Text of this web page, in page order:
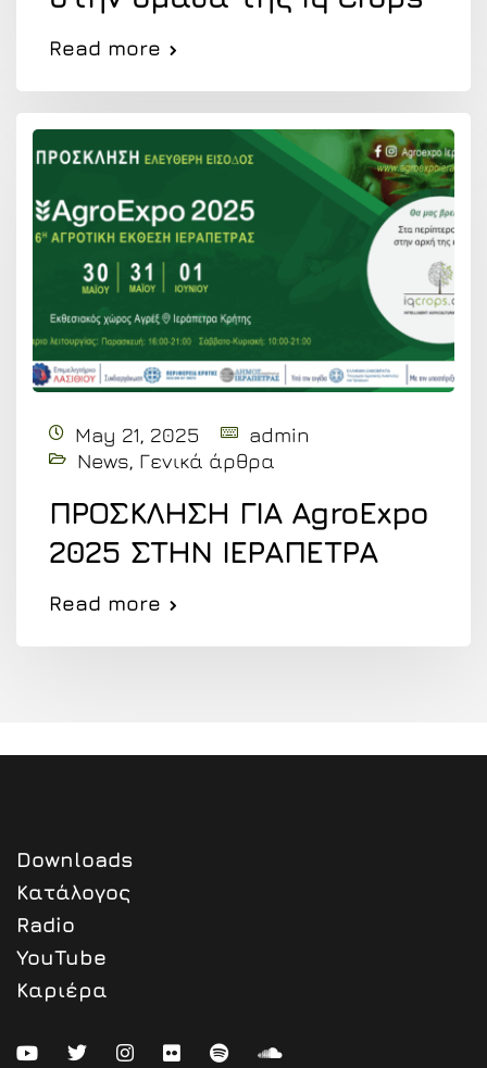
Read more
May 21, 2025
admin
News, Γενικά άρθρα
ΠΡΟΣΚΛΗΣΗ ΓΙΑ AgroExpo
2025 ΣΤΗΝ ΙΕΡΑΠΕΤΡΑ
Read more
Downloads
Κατάλογος
Radio
YouTube
Καριέρα